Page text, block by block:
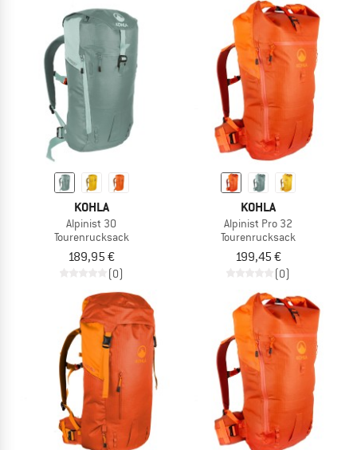
KOHLA
Alpinist 30
Tourenrucksack
189,95 €
(0)
KOHLA
Alpinist Pro 32
Tourenrucksack
199,45 €
(0)